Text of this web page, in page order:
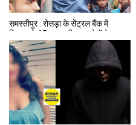
समस्तीपुर : रोसड़ा के सेंट्रल बैंक में
दिनदहाड़े 65 लाख की लूट, लोगों ने भाग
रहे एक लुटेरे को पकड़ा